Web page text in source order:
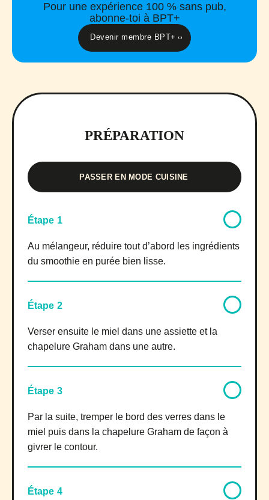
Pour une expérience 100 % sans pub,
abonne-toi à BPT+
Devenir membre BPT+
PRÉPARATION
PASSER EN MODE CUISINE
Étape 1
Au mélangeur, réduire tout d’abord les ingrédients
du smoothie en purée bien lisse.
Étape 2
Verser ensuite le miel dans une assiette et la
chapelure Graham dans une autre.
Étape 3
Par la suite, tremper le bord des verres dans le
miel puis dans la chapelure Graham de façon à
givrer le contour.
Étape 4